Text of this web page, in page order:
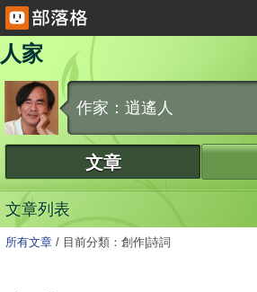
人家
作家：逍遙人
文章
文章列表
所有文章 / 目前分類：創作|詩詞